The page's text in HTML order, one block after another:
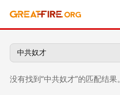
没有找到“中共奴才”的匹配结果。